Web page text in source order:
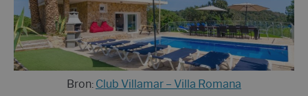
Bron: Club Villamar – Villa Romana